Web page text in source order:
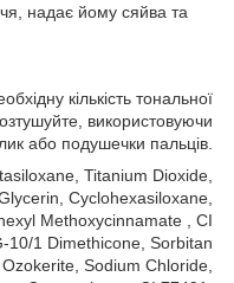
надає йому сяйва та
кількість тональної
використовуючи
або подушечки пальців.
Titanium Dioxide,
Cyclohexasiloxane,
Methoxycinnamate , CI
10/1 Dimethicone, Sorbitan
Sodium Chloride,